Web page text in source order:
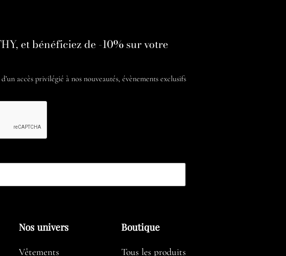
et bénéficiez de -10% sur votre
accès privilégié à nos nouveautés, évènements exclusifs
Nos univers
Vêtements
Boutique
Tous les produits